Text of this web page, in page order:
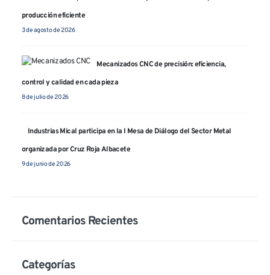
producción eficiente
3 de agosto de 2026
Mecanizados CNC de precisión: eficiencia,
control y calidad en cada pieza
8 de julio de 2026
Industrias Mical participa en la I Mesa de Diálogo del Sector Metal
organizada por Cruz Roja Albacete
9 de junio de 2026
Comentarios Recientes
Categorías
CONTACTO
Polígono Industrial Campollano Calle C, nº 9 02007 Albacete
(España)
mical@industriasmical.es
(+34) 967 21 49 62
CONTACTAR
SÍGUENOS
Industrias Mical S.L. © 2025. Todos los derechos reservados.